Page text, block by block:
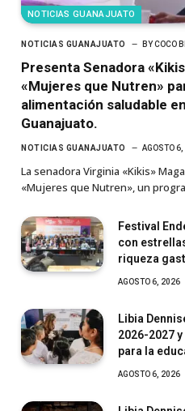
NOTICIAS GUANAJUATO
NOTICIAS GUANAJUATO BY COCO
Presenta Senadora
«Mujeres que Nutren»
alimentación saludable
Guanajuato.
NOTICIAS GUANAJUATO AGOSTO
La senadora Virginia «Kikis»
«Mujeres que Nutren», un
Festival
con
riqueza
AGOSTO 6, 2026
Libia
2026-2027
para la
AGOSTO 6, 2026